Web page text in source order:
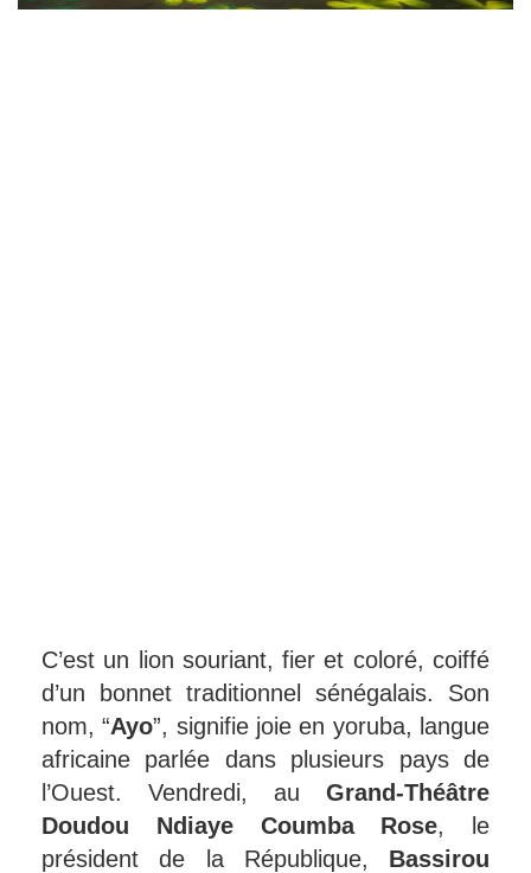
C’est un lion souriant, fier et coloré, coiffé
d’un bonnet traditionnel sénégalais. Son
nom, “Ayo”, signifie joie en yoruba, langue
africaine parlée dans plusieurs pays de
l’Ouest. Vendredi, au Grand-Théâtre
Doudou Ndiaye Coumba Rose, le
président de la République, Bassirou